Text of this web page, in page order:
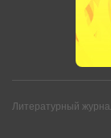
Литературный